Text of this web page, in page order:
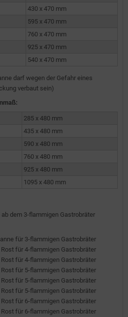
430 x 470 mm
595 x 470 mm
760 x 470 mm
925 x 470 mm
540 x 470 mm
darf wegen der Gefahr eines
verbaut sein)
285 x 480 mm
435 x 480 mm
590 x 480 mm
760 x 480 mm
925 x 480 mm
1095 x 480 mm
dem 3-flammigen Gastrobräter
für 3-flammigen Gastrobräter
für 4-flammigen Gastrobräter
für 4-flammigen Gastrobräter
für 5-flammigen Gastrobräter
für 5-flammigen Gastrobräter
für 5-flammigen Gastrobräter
für 6-flammigen Gastrobräter
für 6-flammigen Gastrobräter